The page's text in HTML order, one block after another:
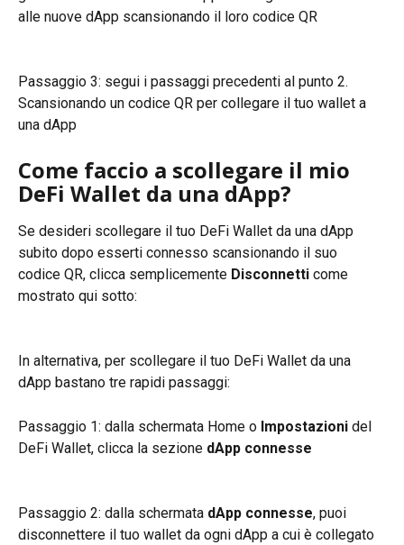
alle nuove dApp scansionando il loro codice QR
Passaggio 3: segui i passaggi precedenti al punto 2.
Scansionando un codice QR per collegare il tuo wallet a
una dApp
Come faccio a scollegare il mio
DeFi Wallet da una dApp?
Se desideri scollegare il tuo DeFi Wallet da una dApp
subito dopo esserti connesso scansionando il suo
codice QR, clicca semplicemente Disconnetti come
mostrato qui sotto:
In alternativa, per scollegare il tuo DeFi Wallet da una
dApp bastano tre rapidi passaggi:
Passaggio 1: dalla schermata Home o Impostazioni del
DeFi Wallet, clicca la sezione dApp connesse
Passaggio 2: dalla schermata dApp connesse, puoi
disconnettere il tuo wallet da ogni dApp a cui è collegato